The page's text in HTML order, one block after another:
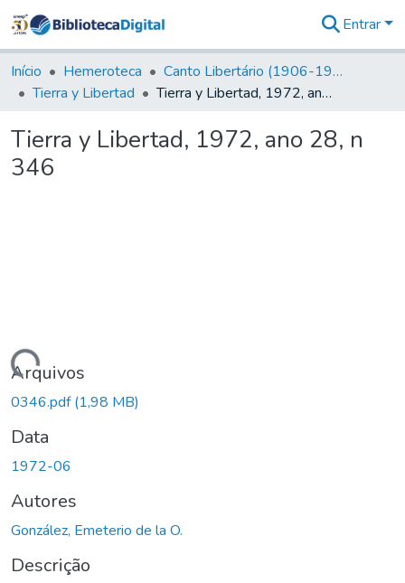
&
Coleções
Tudo na
Digital
Entrar
Início Hemeroteca
Canto Libertário (1906-1995)
Tierra y Libertad
Tierra y Libertad, 1972, ano 28, n 346
Tierra y Libertad, 1972, ano 28, n
346
Arquivos
0346.pdf(1,98 MB)
Data
1972-06
Autores
González, Emeterio de la O.
Descrição